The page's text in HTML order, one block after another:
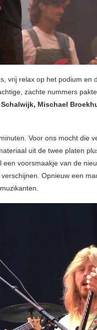
vrij relax op het podium en
zachte nummers
Schalwijk, Mischael
Voor ons mocht die
uit de twee platen
voorsmaakje van de
Opnieuw een